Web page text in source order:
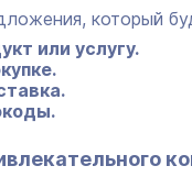
который
или услугу.